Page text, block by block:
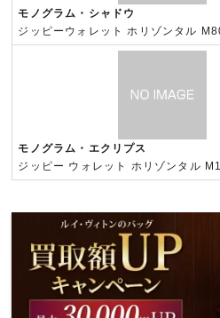
モノグラム・シャドウ
ジッピーウォレット ホリゾンタル
モノグラム・エクリプス
ジッピー ウォレット ホリゾンタル